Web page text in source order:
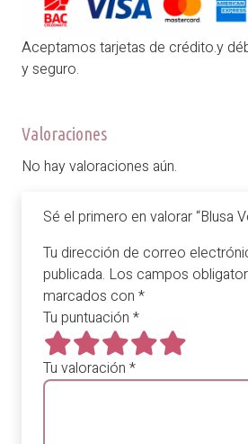
Aceptamos tarjetas de crédito.y
y seguro.
Valoraciones
No hay valoraciones aún.
Sé el primero en valorar “Blusa
Tu dirección de correo
publicada. Los campos
marcados con *
Tu puntuación *
Tu valoración *